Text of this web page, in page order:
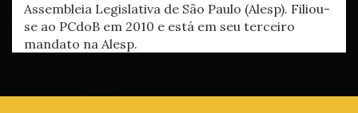
Assembleia Legislativa de São Paulo (Alesp). Filiou-
se ao PCdoB em 2010 e está em seu terceiro
mandato na Alesp.